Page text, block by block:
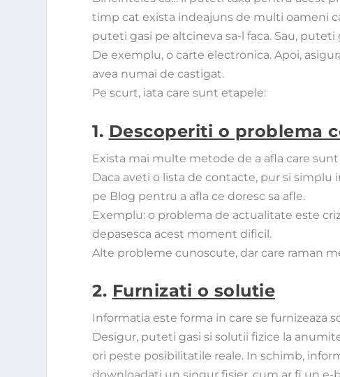
timp cat exista indeajuns de multi oameni
puteti gasi pe altcineva sa-l faca. Sau,
De exemplu, o carte electronica. Apoi,
avea numai de castigat.
Pe scurt, iata care sunt etapele:
1. Descoperiti o problema
Exista mai multe metode de a afla care
Daca aveti o lista de contacte, pur si
pe Blog pentru a afla ce doresc sa afle.
Exemplu: o problema de actualitate este
depasesca acest moment dificil.
Alte probleme cunoscute, dar care raman
2. Furnizati o solutie
Informatia este forma in care se furnizeaza
Desigur, puteti gasi si solutii fizice la
ori peste posibilitatile reale. In schimb,